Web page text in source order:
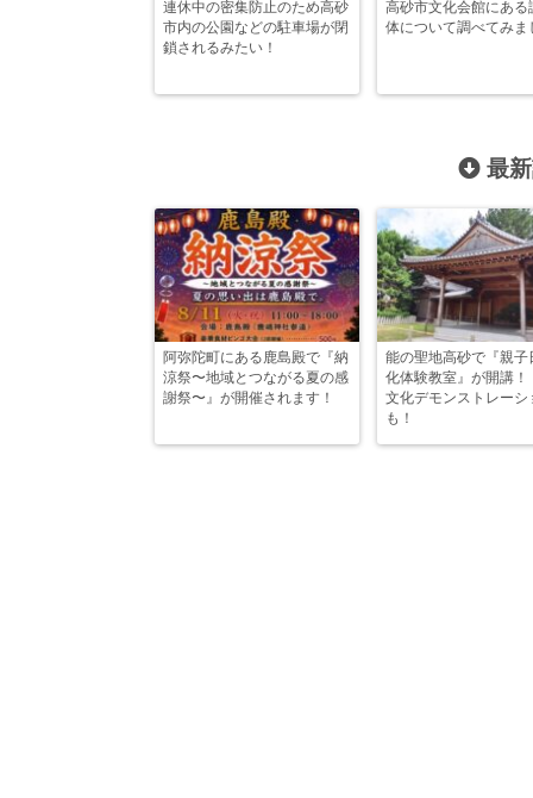
連休中の密集防止のため高砂
市内の公園などの駐車場が閉
鎖されるみたい！
高砂市文化会館にある
体について調べてみま
最
阿弥陀町にある鹿島殿で『納
涼祭〜地域とつながる夏の感
謝祭〜』が開催されます！
能の聖地高砂で『親子
化体験教室』が開講！
文化デモンストレーシ
も！